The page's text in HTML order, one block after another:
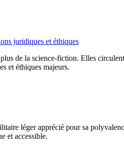
juridiques et éthiques
de la science-fiction. Elles
et éthiques majeurs.
léger apprécié pour sa
et accessible.